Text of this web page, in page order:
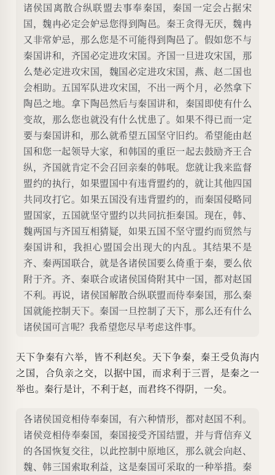
诸侯国离散合纵联盟去事奉秦国，秦国一定会占据宋
国，魏冉必定会妒忌您得到陶邑。秦王贪得无厌，魏冉
又非常妒忌，那么您是不可能得到陶邑了。假如您不与
秦国讲和，齐国必定进攻宋国。齐国一旦进攻宋国，那
么楚必定进攻宋国，魏国必定进攻宋国，燕、赵二国也
会相助。五国军队进攻宋国，不出一两个月，必然拿下
陶邑之地。拿下陶邑然后与秦国讲和，秦国即使有什么
变故，那么您也就没有什么忧患了。如果不得已而一定
要与秦国讲和，那么就希望五国坚守旧约。希望能由赵
国和您一起领导大家，和韩国的重臣一起去鼓励齐王合
纵，齐国就肯定不会召回亲秦的韩呡。您就让我来监督
盟约的执行，如果盟国中有违背盟约的，就让其他四国
共同攻打它。如果五国没有违背盟约的，而秦国侵略同
盟国家，五国就坚守盟约以共同抗拒秦国。现在，韩、
魏两国与齐国互相猜疑，如果五国不坚守盟约而贸然与
秦国讲和，我担心盟国会出现大的内乱。其结果不是
齐、秦两国联合，就是各诸侯国要么倚重于秦，要么依
附于齐。齐、秦联合或诸侯国倚附其中一国，都对赵国
不利。再说，诸侯国解散合纵联盟而侍奉秦国，那么秦
国就能控制天下。秦国一旦控制了天下，那么还有什么
诸侯国可言呢？我希望您尽早考虑这件事。
天下争秦有六举，皆不利赵矣。天下争秦，秦王受负海内
之国，合负亲之交，以据中国，而求利于三晋，是秦之一
举也。秦行是计，不利于赵，而君终不得阴，一矣。
各诸侯国竞相侍奉秦国，有六种情形，都对赵国不利。
诸侯竞相侍奉秦国，秦国接受齐国结盟，并与背信弃义
的各国恢复交往，以此控制中原地区，那么就会向赵、
魏、韩三国索取利益，这是秦国可采取的一种举措。秦